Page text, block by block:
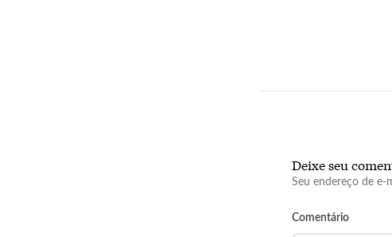
Deixe seu
Seu endereço de e-
Comentário